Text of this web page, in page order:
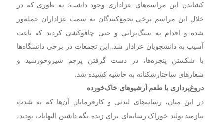
کشاندن این مراسم‌های عزاداری وجود داشت؛ به طوری که در
خلال این مراسم برخی تجمع‌کنندگان به سمت عزاداران حمله‌ور
شده و اقدام به سنگ‌پرانی و حتی چاقوکشی کردند که باعث
آسیب به دانشجویان عزادار شد. این تجمعات در برخی دانشگاه‌ها
با شکستن پنجره‌ها، در دست گرفتن پرچم‌ شیروخورشید و
شعارهای ساختارشکنانه به حاشیه کشیده شد.
دروغ‌پردازی با طعم آرشیوهای خاک‌خورده
در این میان، رسانه‌های لندنی و کارفرمایان آن‌ها که به شدت
نیازمند تولید خوراک رسانه‌ای برای زنده نگه داشتن التهابات بودند،